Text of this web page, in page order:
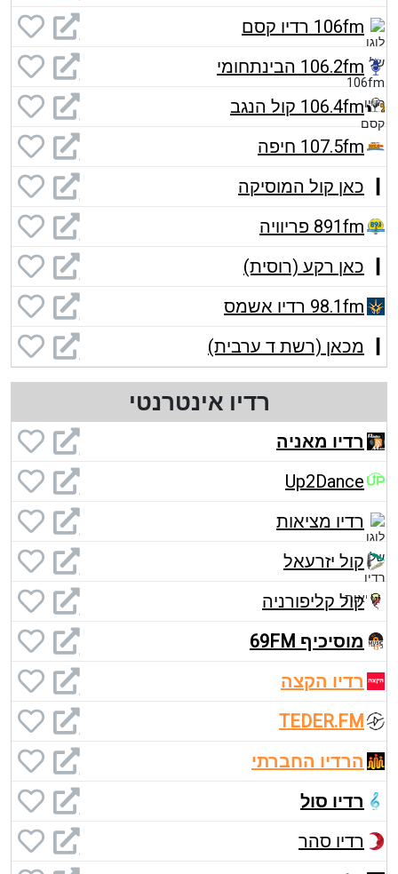
106fm רדיו קסם
106.2fm הבינתחומי
106.4fm קול הנגב
107.5fm חיפה
כאן קול המוסיקה
891fm פריוויה
כאן רקע (רוסית)
98.1fm רדיו אשמס
מכאן (רשת ד ערבית)
רדיו אינטרנטי
רדיו מאניה
Up2Dance
רדיו מציאות
קול יזרעאל
קול קליפורניה
מוסיכיף 69FM
רדיו הקצה
TEDER.FM
הרדיו החברתי
רדיו סול
רדיו סהר